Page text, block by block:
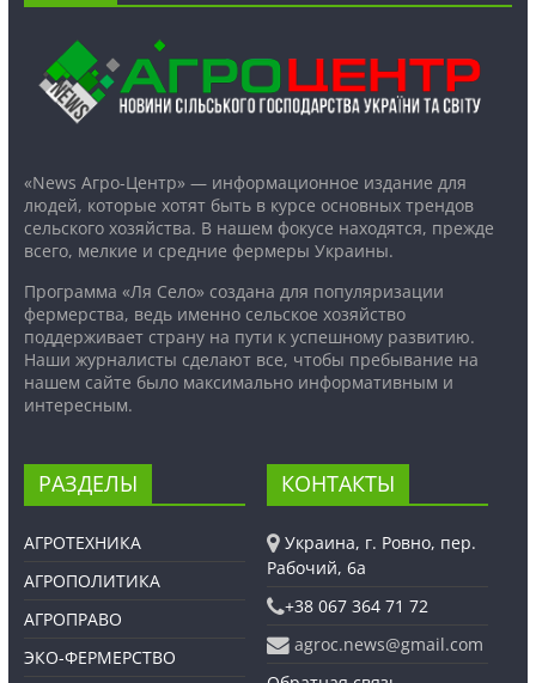
«News Агро-Центр» — информационное издание для
людей, которые хотят быть в курсе основных трендов
сельского хозяйства. В нашем фокусе находятся, прежде
всего, мелкие и средние фермеры Украины.
Программа «Ля Село» создана для популяризации
фермерства, ведь именно сельское хозяйство
поддерживает страну на пути к успешному развитию.
Наши журналисты сделают все, чтобы пребывание на
нашем сайте было максимально информативным и
интересным.
РАЗДЕЛЫ
АГРОТЕХНИКА
АГРОПОЛИТИКА
АГРОПРАВО
ЭКО-ФЕРМЕРСТВО
КОНТАКТЫ
Украина, г. Ровно, пер.
Рабочий, 6а
+38 067 364 71 72
agroc.news@gmail.com